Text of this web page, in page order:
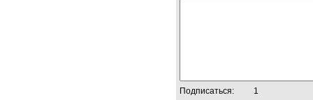
Подписаться: 1